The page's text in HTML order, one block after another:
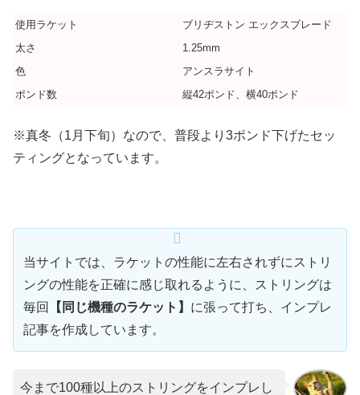
使用ラケット
ブリヂストン エックスブレード
太さ
1.25mm
色
アンスラサイト
ポンド数
縦42ポンド、横40ポンド
※真冬（1月下旬）なので、普段より3ポンド下げたセッ
ティングとなっています。
当サイトでは、ラケットの性能に左右されずにストリ
ングの性能を正確に感じ取れるように、ストリングは
毎回
【同じ機種のラケット】 に張って打ち、インプレ
記事を作成しています。
今まで100種以上のストリングをインプレし